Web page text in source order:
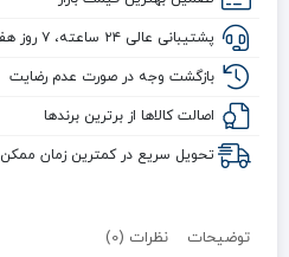
پشتیبانی عالی ۲۴ ساعته، ۷ روز هفته
بازگشت وجه در صورت عدم رضایت
اصالت کالاها از برترین برندها
تحویل سریع در کمترین زمان ممکن
توضیحات نظرات (0)